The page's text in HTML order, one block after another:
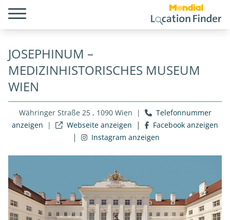
JOSEPHINUM –
MEDIZINHISTORISCHES MUSEUM
WIEN
Währinger Straße 25 , 1090 Wien |
Telefonnummer
anzeigen
| Webseite anzeigen | Facebook anzeigen
| Instagram anzeigen